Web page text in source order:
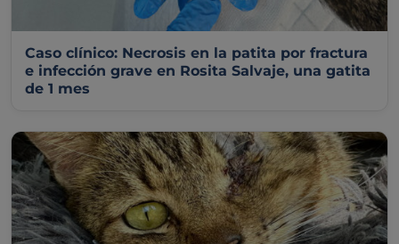
Caso clínico: Necrosis en la patita por fractura
e infección grave en Rosita Salvaje, una gatita
de 1 mes